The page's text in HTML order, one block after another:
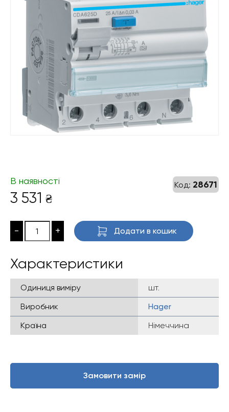
Код: 28671
В наявності
3 531 ₴
- + Додати в кошик
Характеристики
Одиниця виміру
шт.
Виробник
Hager
Країна
Німеччина
Замовити замір